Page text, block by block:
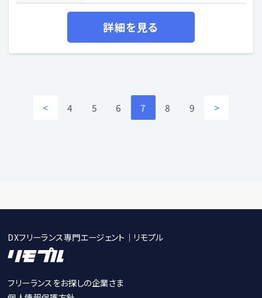
詳細を見る
< 4 5 6 7 8 9 >
DXフリーランス専門エージェント｜リモプル
フリーランスをお探しの企業さま